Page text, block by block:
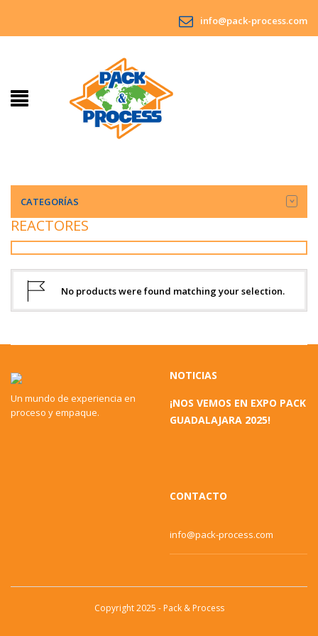
info@pack-process.com
CATEGORÍAS
REACTORES
No products were found matching your selection.
Un mundo de experiencia en
proceso y empaque.
NOTICIAS
¡NOS VEMOS EN EXPO PACK
GUADALAJARA 2025!
CONTACTO
info@pack-process.com
Copyright 2025 - Pack & Process